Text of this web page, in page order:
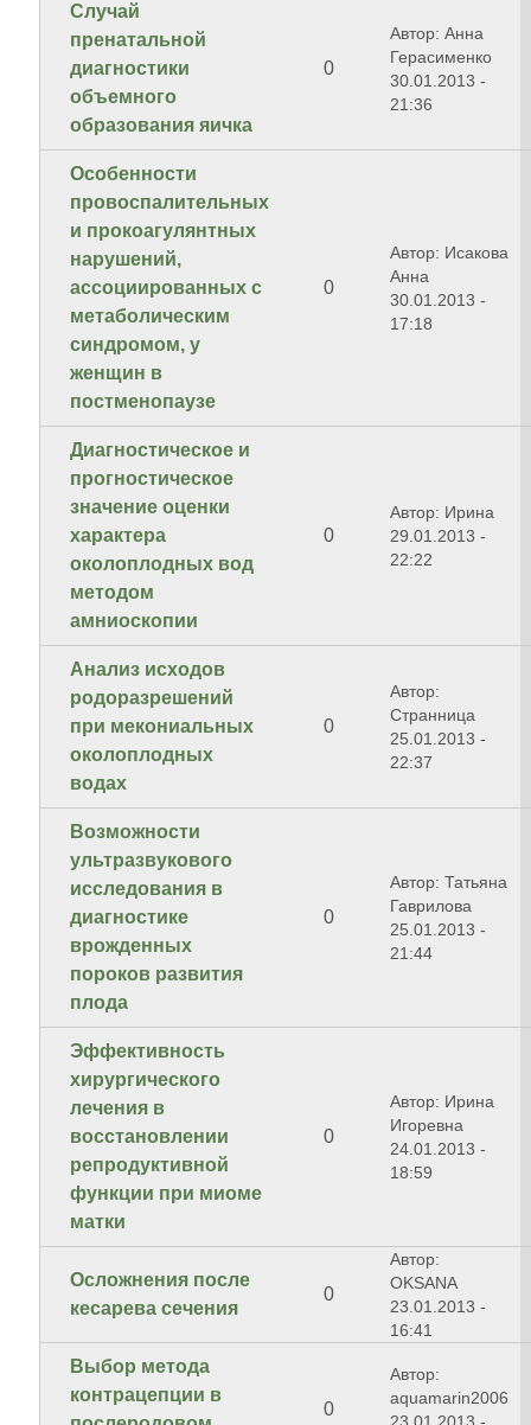
Случай
пренатальной
диагностики
объемного
образования яичка
0
Автор: Анна
Герасименко
30.01.2013 -
21:36
Особенности
провоспалительных
и прокоагулянтных
нарушений,
ассоциированных с
метаболическим
синдромом, у
женщин в
постменопаузе
0
Автор: Исакова
Анна
30.01.2013 -
17:18
Диагностическое и
прогностическое
значение оценки
характера
околоплодных вод
методом
амниоскопии
0
Автор: Ирина
29.01.2013 -
22:22
Анализ исходов
родоразрешений
при мекониальных
околоплодных
водах
0
Автор:
Странница
25.01.2013 -
22:37
Возможности
ультразвукового
исследования в
диагностике
врожденных
пороков развития
плода
0
Автор: Татьяна
Гаврилова
25.01.2013 -
21:44
Эффективность
хирургического
лечения в
восстановлении
репродуктивной
функции при миоме
матки
0
Автор: Ирина
Игоревна
24.01.2013 -
18:59
Осложнения после
кесарева сечения
0
Автор:
OKSANA
23.01.2013 -
16:41
Выбор метода
контрацепции в
0
Автор:
aquamarin2006